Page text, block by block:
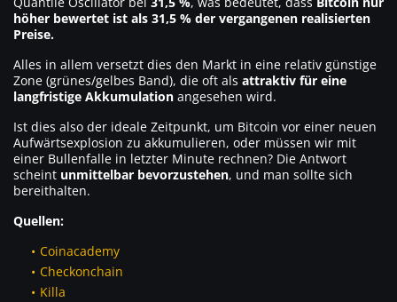
höher bewertet ist als 31,5 % der vergangenen realisierten
Preise.
Alles in allem versetzt dies den Markt in eine relativ günstige
Zone (grünes/gelbes Band), die oft als attraktiv für eine
langfristige Akkumulation angesehen wird.
Ist dies also der ideale Zeitpunkt, um Bitcoin vor einer neuen
Aufwärtsexplosion zu akkumulieren, oder müssen wir mit
einer Bullenfalle in letzter Minute rechnen? Die Antwort
scheint unmittelbar bevorzustehen, und man sollte sich
bereithalten.
Quellen:
Coinacademy
Checkonchain
Killa